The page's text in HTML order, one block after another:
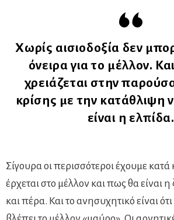
Χωρίς αισιοδοξία δεν
όνειρα για το μέλλον.
χρειάζεται στην
κρίσης με την κατάθλιψη
είναι η ελπίδα.
Σίγουρα οι περισσότεροι έχουμε κατά
έρχεται στο μέλλον και πως θα είναι
και πέρα. Και το ανησυχητικό είναι